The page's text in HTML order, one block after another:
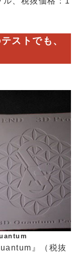
ストでも、
』（税抜